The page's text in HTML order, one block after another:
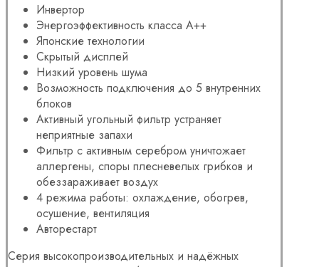
Инвертор
Энергоэффективность класса А++
Японские технологии
Скрытый дисплей
Низкий уровень шума
Возможность подключения до 5 внутренних
блоков
Активный угольный фильтр устраняет
неприятные запахи
Фильтр с активным серебром уничтожает
аллергены, споры плесневелых грибков и
обеззараживает воздух
4 режима работы: охлаждение, обогрев,
осушение, вентиляция
Авторестарт
Серия высокопроизводительных и надёжных